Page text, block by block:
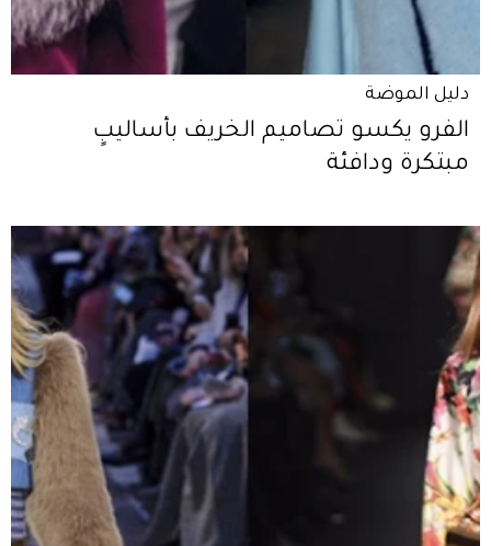
دليل الموضة
الفرو يكسو تصاميم الخريف بأساليبٍ
مبتكرة ودافئة